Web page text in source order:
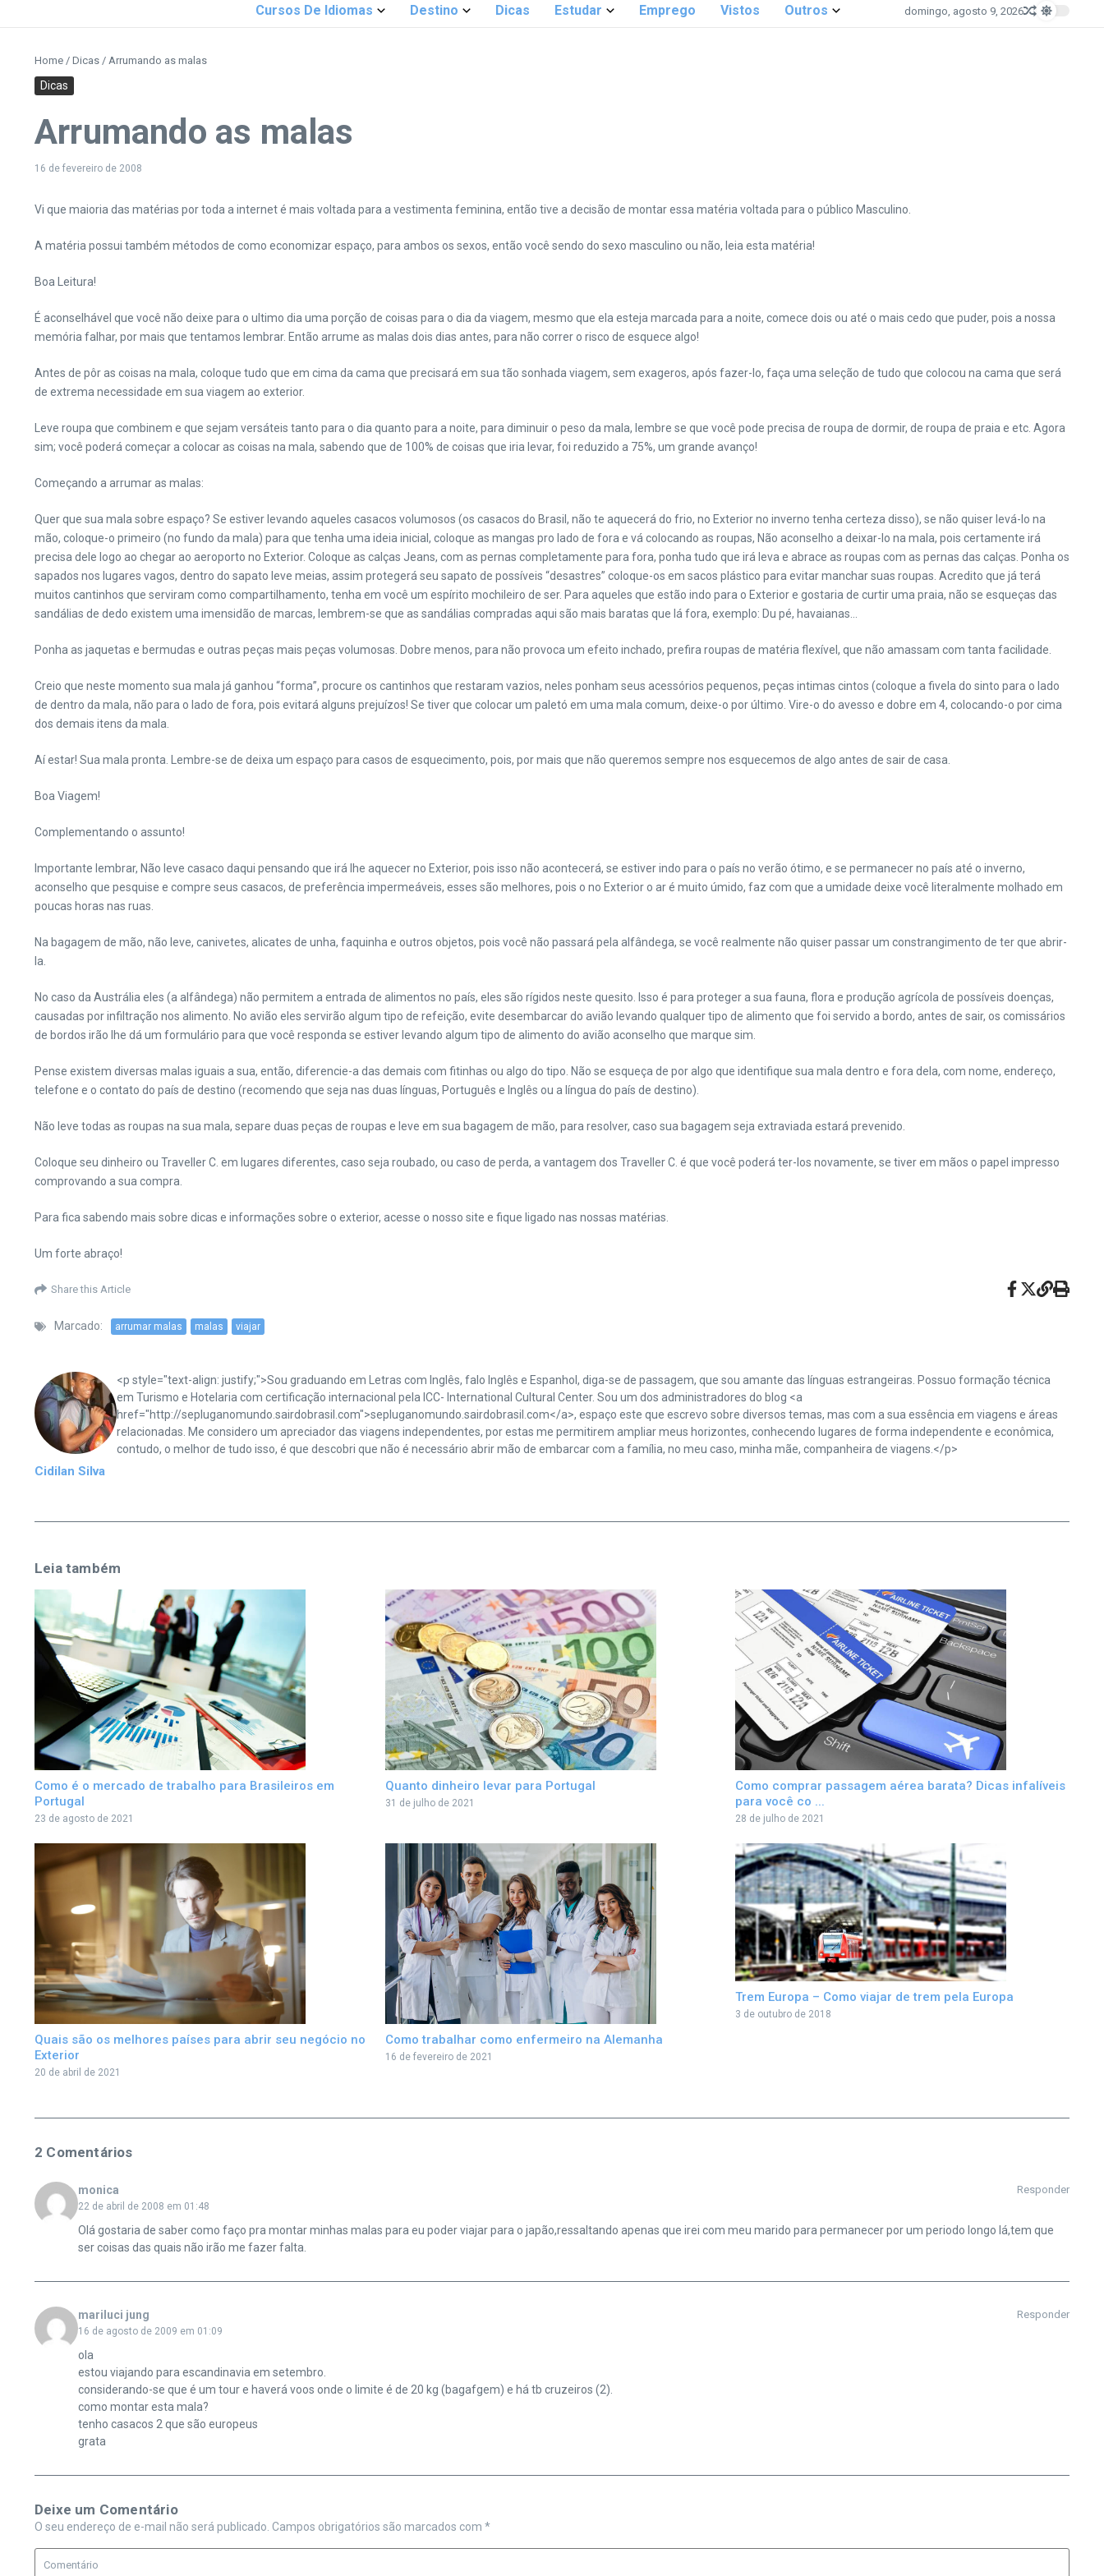
Cursos De Idiomas Destino Dicas Estudar Emprego Vistos Outros domingo, agosto 9, 2026
Home / Dicas / Arrumando as malas
Dicas
Arrumando as malas
16 de fevereiro de 2008
Vi que maioria das matérias por toda a internet é mais voltada para a vestimenta feminina, então tive a decisão de montar essa matéria voltada para o público Masculino.
A matéria possui também métodos de como economizar espaço, para ambos os sexos, então você sendo do sexo masculino ou não, leia esta matéria!
Boa Leitura!
É aconselhável que você não deixe para o ultimo dia uma porção de coisas para o dia da viagem, mesmo que ela esteja marcada para a noite, comece dois ou até o mais cedo que puder, pois a nossa
memória falhar, por mais que tentamos lembrar. Então arrume as malas dois dias antes, para não correr o risco de esquece algo!
Antes de pôr as coisas na mala, coloque tudo que em cima da cama que precisará em sua tão sonhada viagem, sem exageros, após fazer-lo, faça uma seleção de tudo que colocou na cama que será
de extrema necessidade em sua viagem ao exterior.
Leve roupa que combinem e que sejam versáteis tanto para o dia quanto para a noite, para diminuir o peso da mala, lembre se que você pode precisa de roupa de dormir, de roupa de praia e etc. Agora
sim; você poderá começar a colocar as coisas na mala, sabendo que de 100% de coisas que iria levar, foi reduzido a 75%, um grande avanço!
Começando a arrumar as malas:
Quer que sua mala sobre espaço? Se estiver levando aqueles casacos volumosos (os casacos do Brasil, não te aquecerá do frio, no Exterior no inverno tenha certeza disso), se não quiser levá-lo na
mão, coloque-o primeiro (no fundo da mala) para que tenha uma ideia inicial, coloque as mangas pro lado de fora e vá colocando as roupas, Não aconselho a deixar-lo na mala, pois certamente irá
precisa dele logo ao chegar ao aeroporto no Exterior. Coloque as calças Jeans, com as pernas completamente para fora, ponha tudo que irá leva e abrace as roupas com as pernas das calças. Ponha os
sapados nos lugares vagos, dentro do sapato leve meias, assim protegerá seu sapato de possíveis “desastres” coloque-os em sacos plástico para evitar manchar suas roupas. Acredito que já terá
muitos cantinhos que serviram como compartilhamento, tenha em você um espírito mochileiro de ser. Para aqueles que estão indo para o Exterior e gostaria de curtir uma praia, não se esqueças das
sandálias de dedo existem uma imensidão de marcas, lembrem-se que as sandálias compradas aqui são mais baratas que lá fora, exemplo: Du pé, havaianas…
Ponha as jaquetas e bermudas e outras peças mais peças volumosas. Dobre menos, para não provoca um efeito inchado, prefira roupas de matéria flexível, que não amassam com tanta facilidade.
Creio que neste momento sua mala já ganhou “forma”, procure os cantinhos que restaram vazios, neles ponham seus acessórios pequenos, peças intimas cintos (coloque a fivela do sinto para o lado
de dentro da mala, não para o lado de fora, pois evitará alguns prejuízos! Se tiver que colocar um paletó em uma mala comum, deixe-o por último. Vire-o do avesso e dobre em 4, colocando-o por cima
dos demais itens da mala.
Aí estar! Sua mala pronta. Lembre-se de deixa um espaço para casos de esquecimento, pois, por mais que não queremos sempre nos esquecemos de algo antes de sair de casa.
Boa Viagem!
Complementando o assunto!
Importante lembrar, Não leve casaco daqui pensando que irá lhe aquecer no Exterior, pois isso não acontecerá, se estiver indo para o país no verão ótimo, e se permanecer no país até o inverno,
aconselho que pesquise e compre seus casacos, de preferência impermeáveis, esses são melhores, pois o no Exterior o ar é muito úmido, faz com que a umidade deixe você literalmente molhado em
poucas horas nas ruas.
Na bagagem de mão, não leve, canivetes, alicates de unha, faquinha e outros objetos, pois você não passará pela alfândega, se você realmente não quiser passar um constrangimento de ter que abrir-
la.
No caso da Austrália eles (a alfândega) não permitem a entrada de alimentos no país, eles são rígidos neste quesito. Isso é para proteger a sua fauna, flora e produção agrícola de possíveis doenças,
causadas por infiltração nos alimento. No avião eles servirão algum tipo de refeição, evite desembarcar do avião levando qualquer tipo de alimento que foi servido a bordo, antes de sair, os comissários
de bordos irão lhe dá um formulário para que você responda se estiver levando algum tipo de alimento do avião aconselho que marque sim.
Pense existem diversas malas iguais a sua, então, diferencie-a das demais com fitinhas ou algo do tipo. Não se esqueça de por algo que identifique sua mala dentro e fora dela, com nome, endereço,
telefone e o contato do país de destino (recomendo que seja nas duas línguas, Português e Inglês ou a língua do país de destino).
Não leve todas as roupas na sua mala, separe duas peças de roupas e leve em sua bagagem de mão, para resolver, caso sua bagagem seja extraviada estará prevenido.
Coloque seu dinheiro ou Traveller C. em lugares diferentes, caso seja roubado, ou caso de perda, a vantagem dos Traveller C. é que você poderá ter-los novamente, se tiver em mãos o papel impresso
comprovando a sua compra.
Para fica sabendo mais sobre dicas e informações sobre o exterior, acesse o nosso site e fique ligado nas nossas matérias.
Um forte abraço!
Share this Article
Marcado: arrumar malas malas viajar
Cidilan Silva
<p style="text-align: justify;">Sou graduando em Letras com Inglês, falo Inglês e Espanhol, diga-se de passagem, que sou amante das línguas estrangeiras. Possuo formação técnica
em Turismo e Hotelaria com certificação internacional pela ICC- International Cultural Center. Sou um dos administradores do blog <a
href="http://sepluganomundo.sairdobrasil.com">sepluganomundo.sairdobrasil.com</a>, espaço este que escrevo sobre diversos temas, mas com a sua essência em viagens e áreas
relacionadas. Me considero um apreciador das viagens independentes, por estas me permitirem ampliar meus horizontes, conhecendo lugares de forma independente e econômica,
contudo, o melhor de tudo isso, é que descobri que não é necessário abrir mão de embarcar com a família, no meu caso, minha mãe, companheira de viagens.</p>
Leia também
Como é o mercado de trabalho para Brasileiros em
Portugal
23 de agosto de 2021
Quanto dinheiro levar para Portugal
31 de julho de 2021
Como comprar passagem aérea barata? Dicas infalíveis
para você co ...
28 de julho de 2021
Quais são os melhores países para abrir seu negócio no
Exterior
20 de abril de 2021
Como trabalhar como enfermeiro na Alemanha
16 de fevereiro de 2021
Trem Europa – Como viajar de trem pela Europa
3 de outubro de 2018
2 Comentários
monica
22 de abril de 2008 em 01:48
Responder
Olá gostaria de saber como faço pra montar minhas malas para eu poder viajar para o japão,ressaltando apenas que irei com meu marido para permanecer por um periodo longo lá,tem que
ser coisas das quais não irão me fazer falta.
mariluci jung
16 de agosto de 2009 em 01:09
Responder
ola
estou viajando para escandinavia em setembro.
considerando-se que é um tour e haverá voos onde o limite é de 20 kg (bagafgem) e há tb cruzeiros (2).
como montar esta mala?
tenho casacos 2 que são europeus
grata
Deixe um Comentário
O seu endereço de e-mail não será publicado. Campos obrigatórios são marcados com *